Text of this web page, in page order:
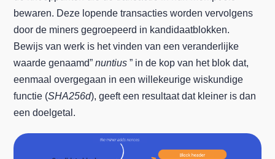
bewaren. Deze lopende transacties worden vervolgens
door de miners gegroepeerd in kandidaatblokken.
Bewijs van werk is het vinden van een veranderlijke
waarde genaamd”nuntius” in de kop van het blok dat,
eenmaal overgegaan in een willekeurige wiskundige
functie (SHA256d), geeft een resultaat dat kleiner is dan
een doelgetal.